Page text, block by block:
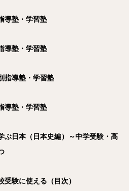
導塾・学習塾
導塾・学習塾
指導塾・学習塾
導塾・学習塾
ぶ日本（日本史編）～中学受験・高
験に使える（目次）